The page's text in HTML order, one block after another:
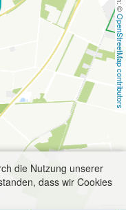
OpenStreetMap contributors
die Nutzung unserer
dass wir Cookies